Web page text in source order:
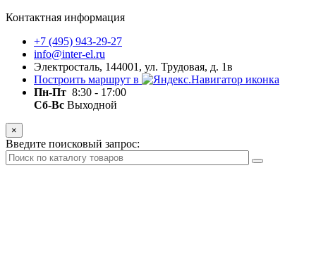
Контактная информация
+7 (495) 943-29-27
info@inter-el.ru
Электросталь, 144001, ул. Трудовая, д. 1в
Построить маршрут в
Пн-Пт 8:30 - 17:00
Сб-Вс Выходной
×
Введите поисковый запрос: